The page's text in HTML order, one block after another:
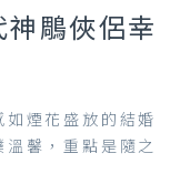
神鵰俠侶幸
煙花盛放的結婚
馨，重點是隨之